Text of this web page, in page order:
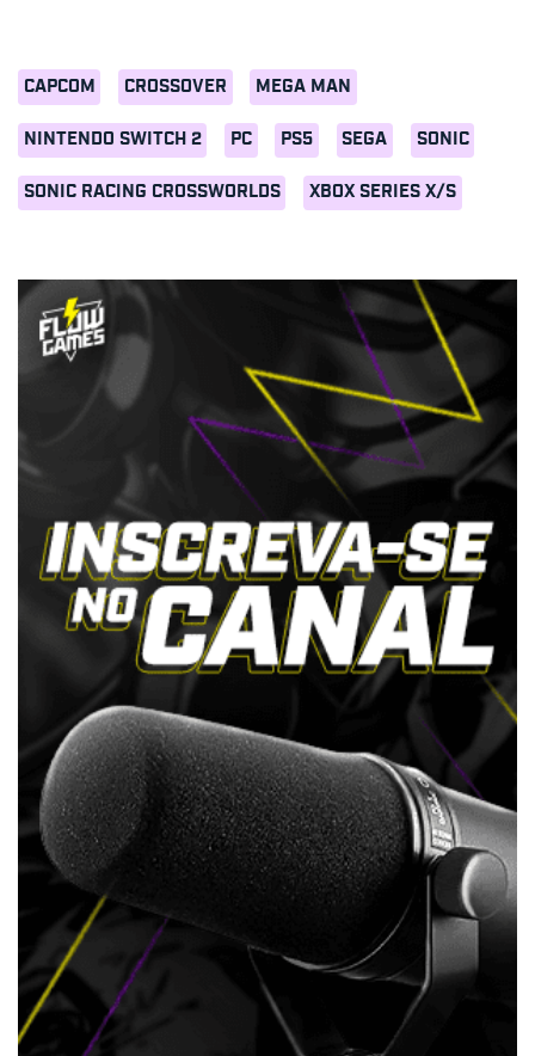
CAPCOM CROSSOVER MEGA MAN
NINTENDO SWITCH 2 PC PS5 SEGA SONIC
SONIC RACING CROSSWORLDS XBOX SERIES X/S